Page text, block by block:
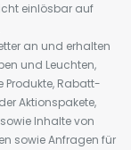
einlösbar auf
an und erhalten
und Leuchten,
Rabatt-
Aktionspakete,
Inhalte von
sowie Anfragen für